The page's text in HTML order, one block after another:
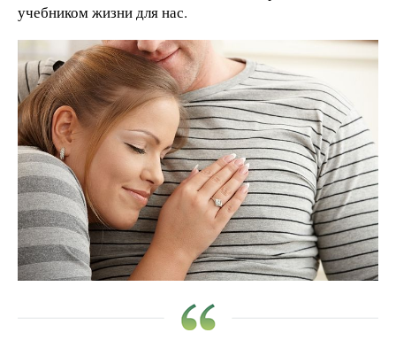
учебником жизни для нас.